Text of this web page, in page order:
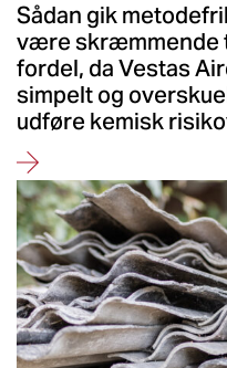
Sådan gik
være skræmmende
fordel, da Vestas
simpelt og
udføre kemisk